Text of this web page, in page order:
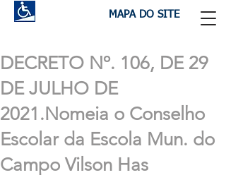
MAPA DO SITE
DECRETO Nº. 106, DE 29
DE JULHO DE
2021.Nomeia o Conselho
Escolar da Escola Mun. do
Campo Vilson Has